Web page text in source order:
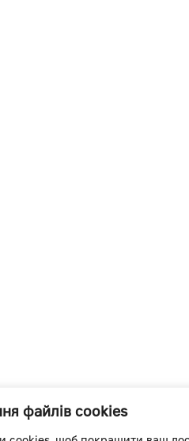
файлів cookies